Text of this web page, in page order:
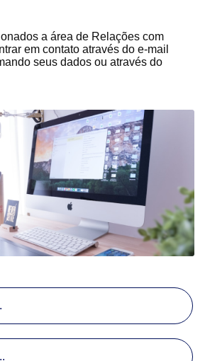
a área de Relações com
em contato através do e-mail
seus dados ou através do